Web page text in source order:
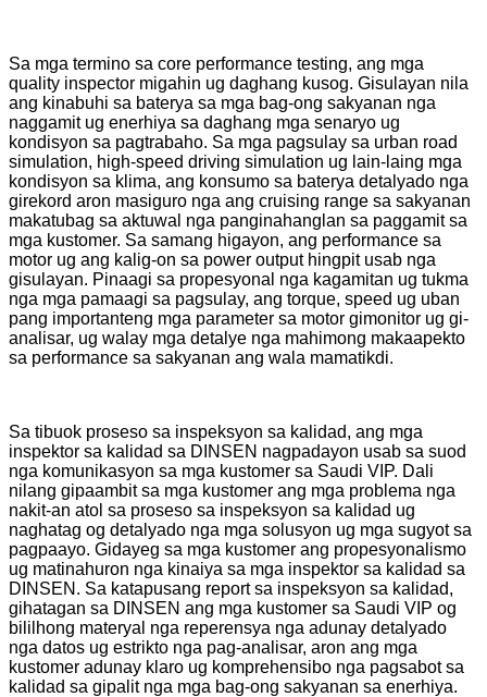
Sa mga termino sa core performance testing, ang mga
quality inspector migahin ug daghang kusog. Gisulayan nila
ang kinabuhi sa baterya sa mga bag-ong sakyanan nga
naggamit ug enerhiya sa daghang mga senaryo ug
kondisyon sa pagtrabaho. Sa mga pagsulay sa urban road
simulation, high-speed driving simulation ug lain-laing mga
kondisyon sa klima, ang konsumo sa baterya detalyado nga
girekord aron masiguro nga ang cruising range sa sakyanan
makatubag sa aktuwal nga panginahanglan sa paggamit sa
mga kustomer. Sa samang higayon, ang performance sa
motor ug ang kalig-on sa power output hingpit usab nga
gisulayan. Pinaagi sa propesyonal nga kagamitan ug tukma
nga mga pamaagi sa pagsulay, ang torque, speed ug uban
pang importanteng mga parameter sa motor gimonitor ug gi-
analisar, ug walay mga detalye nga mahimong makaapekto
sa performance sa sakyanan ang wala mamatikdi.
Sa tibuok proseso sa inspeksyon sa kalidad, ang mga
inspektor sa kalidad sa DINSEN nagpadayon usab sa suod
nga komunikasyon sa mga kustomer sa Saudi VIP. Dali
nilang gipaambit sa mga kustomer ang mga problema nga
nakit-an atol sa proseso sa inspeksyon sa kalidad ug
naghatag og detalyado nga mga solusyon ug mga sugyot sa
pagpaayo. Gidayeg sa mga kustomer ang propesyonalismo
ug matinahuron nga kinaiya sa mga inspektor sa kalidad sa
DINSEN. Sa katapusang report sa inspeksyon sa kalidad,
gihatagan sa DINSEN ang mga kustomer sa Saudi VIP og
bililhong materyal nga reperensya nga adunay detalyado
nga datos ug estrikto nga pag-analisar, aron ang mga
kustomer adunay klaro ug komprehensibo nga pagsabot sa
kalidad sa gipalit nga mga bag-ong sakyanan sa enerhiya.